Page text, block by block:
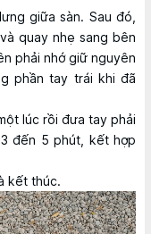
giữa sàn. Sau đó,
quay nhẹ sang bên
phải nhớ giữ nguyên
phần tay trái khi đã
lúc rồi đưa tay phải
đến 5 phút, kết hợp
kết thúc.